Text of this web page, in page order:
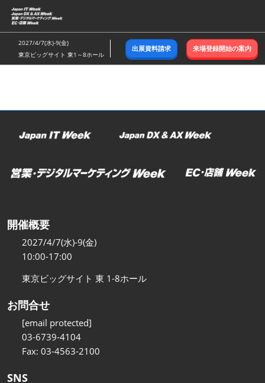
ス
キ
ッ
し
む
2027/4/7(水)-9(金)
東京ビッグサイト 東1～8ホール
出展資料請求 来場登録開始の案内
開催概要
2027/4/7(水)-9(金)
10:00-17:00
東京ビッグサイト 東 1-8ホール
お問合せ
[email protected]
03-6739-4104
Fax: 03-4563-2100
SNS